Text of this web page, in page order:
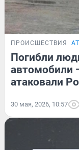
ПРОИСШЕСТВИЯ
Погибли
автомобили
атаковали
30 мая, 2026, 10:57